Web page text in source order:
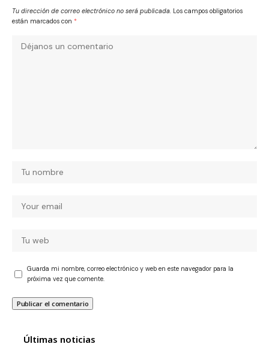
Tu dirección de correo electrónico no será publicada. Los campos obligatorios
están marcados con *
Guarda mi nombre, correo electrónico y web en este navegador para la
próxima vez que comente.
Últimas noticias